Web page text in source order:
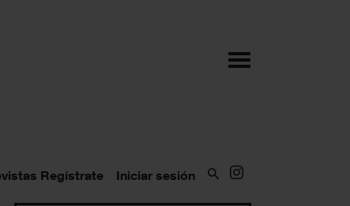
Regístrate Iniciar sesión